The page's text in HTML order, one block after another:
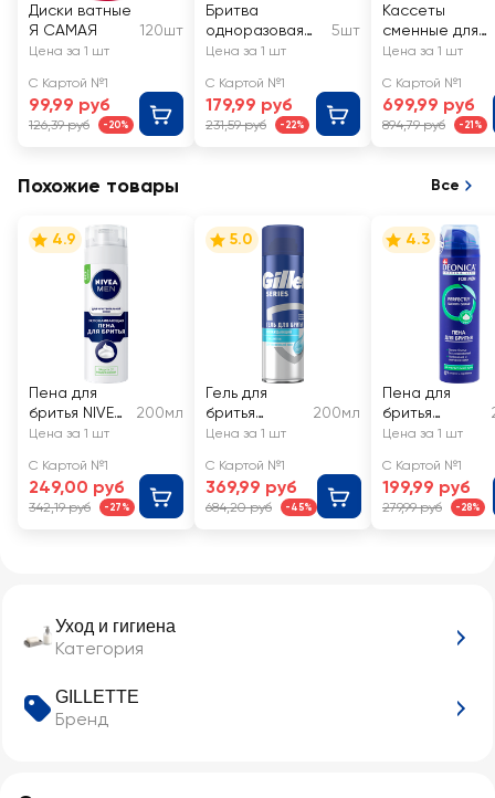
Уход и гигиена
Категория
GILLETTE
Бренд
Диски ватные
Я САМАЯ
120шт
Цена за 1 шт
С Картой №1
99,99 руб
126,39 руб -20%
Бритва
одноразовая
женская
Disposable Blue
II
5шт
Цена за 1 шт
С Картой №1
179,99 руб
231,59 руб -22%
Кассеты
сменные для
бритья
Цена за 1 шт
С Картой №1
699,99 руб
894,79 руб -21%
Похожие товары Все
4.9
Пена для
бритья NIVEA
Men для
ой кожи
200мл
Цена за 1 шт
С Картой №1
249,00 руб
342,19 руб -27%
5.0
Гель для
бритья
GILLETTE для
ой кожи, с
эффектом
охлаждения
200мл
Цена за 1 шт
С Картой №1
369,99 руб
684,20 руб -45%
4.3
Пена для
бритья
DEONICA для
ой кожи
Цена за 1 шт
С Картой №1
199,99 руб
279,99 руб -28%